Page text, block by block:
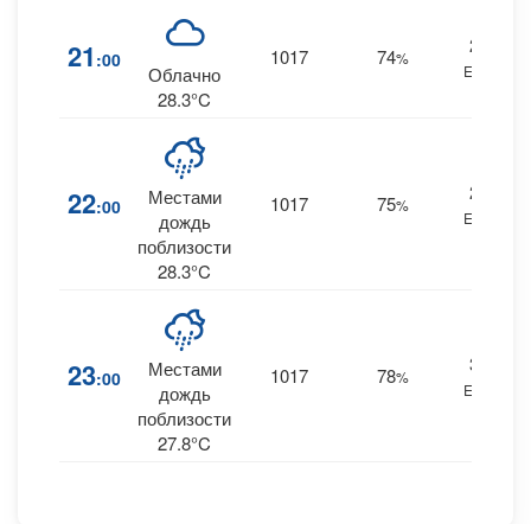
21 :00
Облачно
28.3°C
1017 74%
26
ENE
22:00
Местами
дождь
поблизости
28.3°C
1017 75%
27
ENE
23:00
Местами
дождь
поблизости
27.8°C
1017 78%
31
ENE